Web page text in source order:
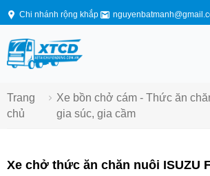
Chi nhánh rộng khắp
Trang
chủ
Xe bồn chở cám - Thức ăn
gia súc, gia cầm
Xe chở thức ăn chăn nuôi ISUZU